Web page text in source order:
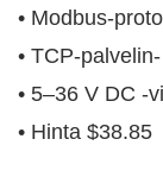
• Modbus-
• TCP-
• 5–36 V DC -
• Hinta $38.85